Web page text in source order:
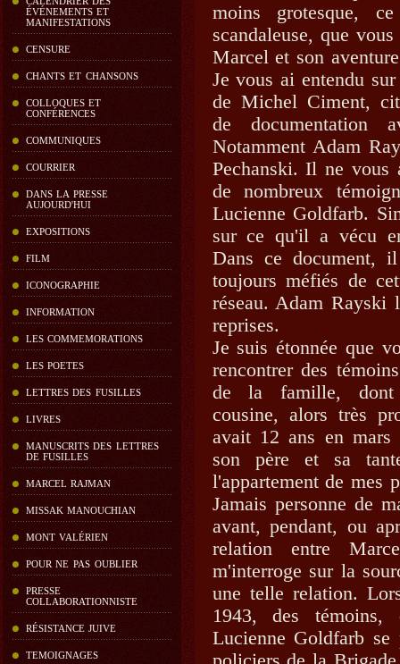
ÉVÉNEMENTS ET
MANIFESTATIONS
CENSURE
CHANTS ET CHANSONS
COLLOQUES ET
CONFÉRENCES
COMMUNIQUES
COURRIER
DANS LA PRESSE
AUJOURD'HUI
EXPOSITIONS
FILM
ICONOGRAPHIE
INFORMATION
LES COMMEMORATIONS
LES POETES
LETTRES DES FUSILLES
LIVRES
MANUSCRITS DES LETTRES
DE FUSILLES
MARCEL RAJMAN
MISSAK MANOUCHIAN
MONT VALÉRIEN
POUR NE PAS OUBLIER
PRESSE
COLLABORATIONNISTE
RÉSISTANCE JUIVE
TEMOIGNAGES
moins grotesque,
scandaleuse, que
Marcel et son
Je vous ai entendu
de Michel Ciment,
de documentation
Notamment Adam
Pechanski. Il ne vous
de nombreux
Lucienne Goldfarb.
sur ce qu'il a vécu
Dans ce document,
toujours méfiés de
réseau. Adam Rayski
reprises.
Je suis étonnée que
rencontrer des
de la famille, dont
cousine, alors très
avait 12 ans en
son père et sa
l'appartement de mes
Jamais personne de
avant, pendant, ou
relation entre
m'interroge sur la
une telle relation.
1943, des
Lucienne Goldfarb se